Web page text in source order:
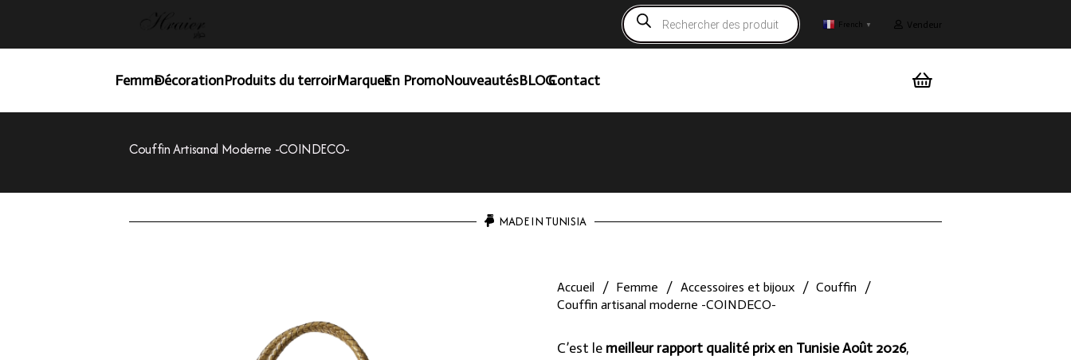
Recherche
de
produits
French ▼ Vendeur
FemmeDécorationProduits du terroirMarquesEn PromoNouveautésBLOGContact
Couffin Artisanal Moderne -COINDECO-
MADE IN TUNISIA
Accueil / Femme / Accessoires et bijoux / Couffin /
Couffin artisanal moderne -COINDECO-
C’est le meilleur rapport qualité prix en Tunisie Août 2026,